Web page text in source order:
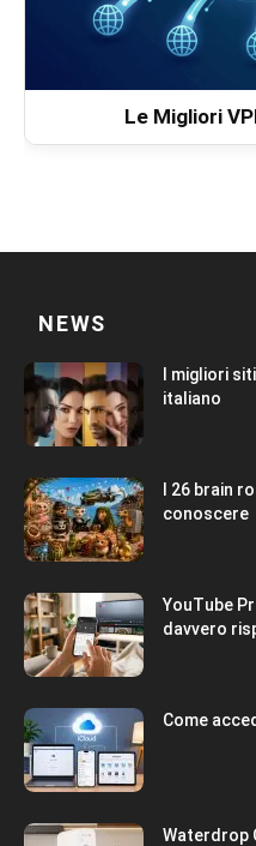
Le Migliori
NEWS
I migliori
italiano
I 26 brain
conoscere
YouTube
davvero
Come
Waterdrop